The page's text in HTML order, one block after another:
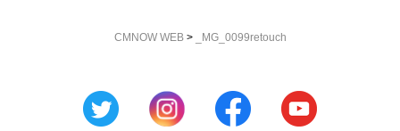
CMNOW WEB> _MG_0099retouch